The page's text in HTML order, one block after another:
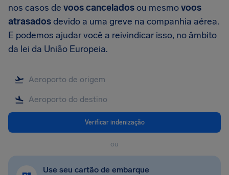
nos casos de voos canceladosou mesmovoos
atrasadosdevido a uma greve na companhia aérea.
E podemos ajudar você a reivindicar isso, no âmbito
da lei da União Europeia.
Verificar indenização
ou
Use seu cartão de embarque